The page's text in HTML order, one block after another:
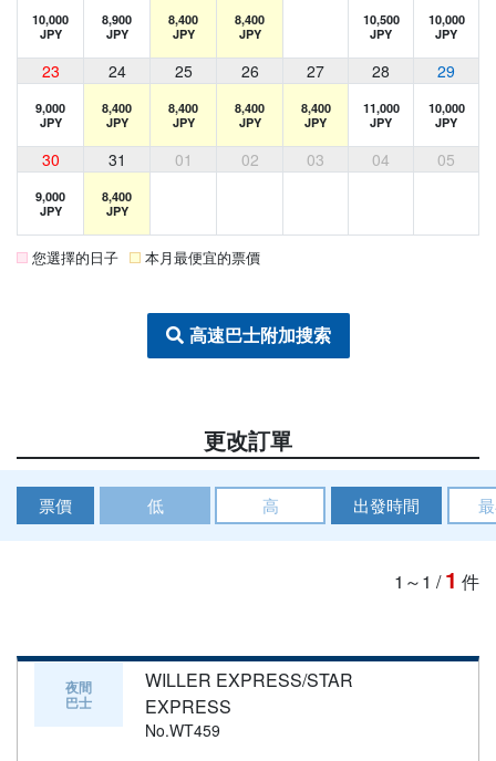
10,000
JPY
8,900
JPY
8,400
JPY
8,400
JPY
10,500
JPY
10,000
JPY
23 24 25 26 27 28 29
9,000
JPY
8,400
JPY
8,400
JPY
8,400
JPY
8,400
JPY
11,000
JPY
10,000
JPY
30 31 01 02 03 04 05
9,000
JPY
8,400
JPY
您選擇的日子 本月最便宜的票價
高速巴士附加搜索
更改訂單
票價 低 高 出發時間
1～1 /1 件
夜間
巴士
WILLER EXPRESS/STAR
EXPRESS
No.WT459